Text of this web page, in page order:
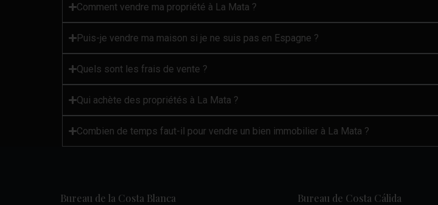
Comment vendre ma propriété à La Mata ?
Puis-je vendre ma maison si je ne suis pas en Espagne ?
Quels sont les frais de vente ?
Qui achète des propriétés à La Mata ?
Combien de temps faut-il pour vendre un bien immobilier à La Mata ?
Bureau de la Costa Blanca Bureau de Costa Cálida